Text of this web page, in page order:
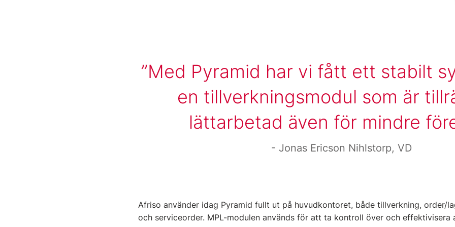
Med Pyramid har vi fått ett stabilt
en tillverkningsmodul som är
lättarbetad även för mindre
Jonas Ericson Nihlstorp, VD
Afriso använder idag Pyramid fullt ut på huvudkontoret, både tillverkning, order/
och serviceorder. MPL-modulen används för att ta kontroll över och